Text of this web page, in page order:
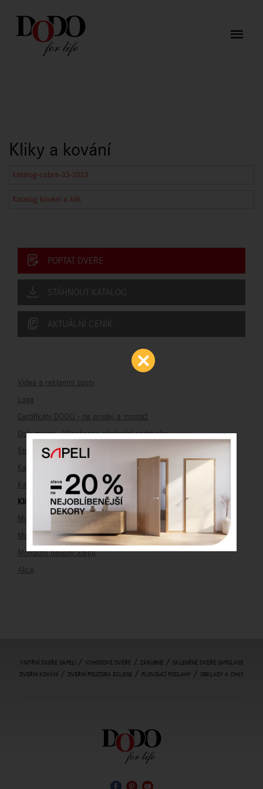
Kliky a kování
katalog-cobra-33-2023
Katalog kování a klik
POPTAT DVEŘE
STÁHNOUT KATALOG
AKTUÁLNÍ CENÍK
Videa a reklamní spoty
Loga
Certifikáty DODO - na prodej a montáž
Dokumenty - Všeobecné obchodní podmínky
Stavební otvory a rozměry
Katalog dveří Sapeli
Katalog vchodových dveří
Kliky a kování
Montážní návody Sapeli
Montážní návody Eclisse
Montážní návody Stegu
Akce
VNITŘNÍ DVEŘE SAPELI / VCHODOVÉ DVEŘE / ZÁRUBNĚ / SKLENĚNÉ DVEŘE SAPGLASS
DVEŘNÍ KOVÁNÍ
/ DVEŘNÍ POUZDRA ECLISSE / PLOVOUCÍ PODLAHY / OBKLADY A CIHLY